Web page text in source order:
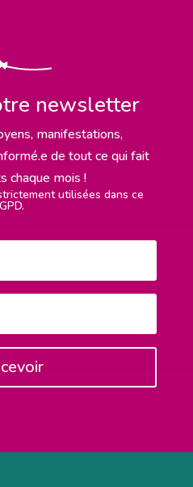
newsletter
manifestations,
de tout ce qui fait
chaque mois !
utilisées dans ce